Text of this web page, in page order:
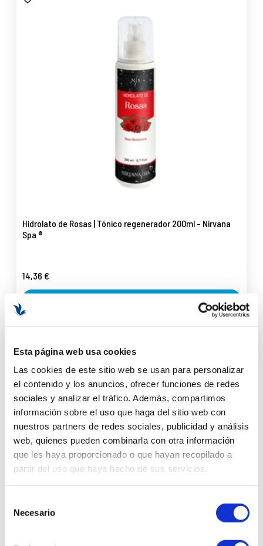
Esta página web usa cookies
Las cookies de este sitio web se usan para personalizar
el contenido y los anuncios, ofrecer funciones de redes
sociales y analizar el tráfico. Además, compartimos
información sobre el uso que haga del sitio web con
nuestros partners de redes sociales, publicidad y análisis
web, quienes pueden combinarla con otra información
que les haya proporcionado o que hayan recopilado a
partir del uso que haya hecho de sus servicios.
Necesario
Hidrolato de Rosas | Tónico regenerador 200ml - Nirvana
Spa ®
14,36 €